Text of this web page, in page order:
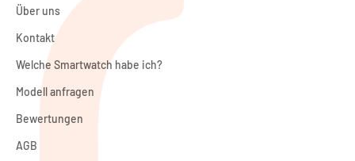
Über uns
Kontakt
Welche Smartwatch habe ich?
Modell anfragen
Bewertungen
AGB